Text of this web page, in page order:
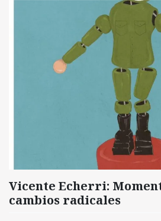
Vicente Echerri:
cambios radicales